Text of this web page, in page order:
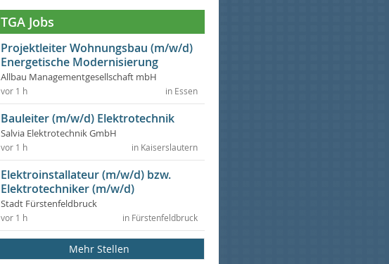
TGA Jobs
Projektleiter Wohnungsbau (m/w/d)
Energetische Modernisierung
Allbau Managementgesellschaft mbH
in Essen
vor 1 h
Bauleiter (m/w/d) Elektrotechnik
Salvia Elektrotechnik GmbH
in Kaiserslautern
vor 1 h
Elektroinstallateur (m/w/d) bzw.
Elektrotechniker (m/w/d)
Stadt Fürstenfeldbruck
in Fürstenfeldbruck
vor 1 h
Mehr Stellen